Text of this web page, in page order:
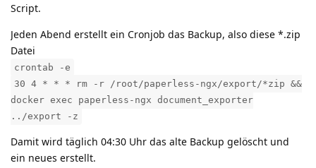
Script.
Jeden Abend erstellt ein Cronjob das Backup, also diese *.zip
Datei
crontab -e
30 4 * * * rm -r /root/paperless-ngx/export/*zip &&
docker exec paperless-ngx document_exporter
../export -z
Damit wird täglich 04:30 Uhr das alte Backup gelöscht und
ein neues erstellt.